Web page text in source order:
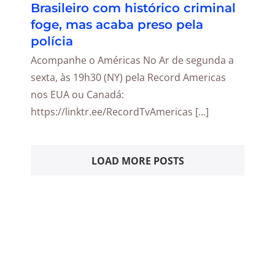
Brasileiro com histórico criminal
foge, mas acaba preso pela
polícia
Acompanhe o Américas No Ar de segunda a
sexta, às 19h30 (NY) pela Record Americas
nos EUA ou Canadá:
https://linktr.ee/RecordTvAmericas [...]
LOAD MORE POSTS